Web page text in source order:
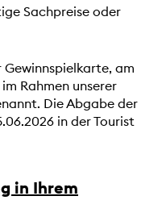
Sachpreise oder
am
Rahmen unserer
Die Abgabe der
in der Tourist
in Ihrem